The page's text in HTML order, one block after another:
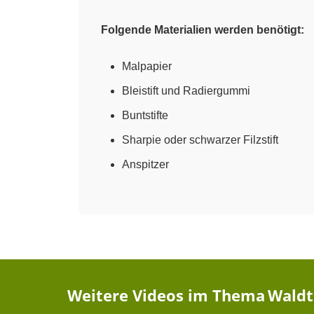
Folgende Materialien werden benötigt:
Malpapier
Bleistift und Radiergummi
Buntstifte
Sharpie oder schwarzer Filzstift
Anspitzer
Weitere Videos im Thema